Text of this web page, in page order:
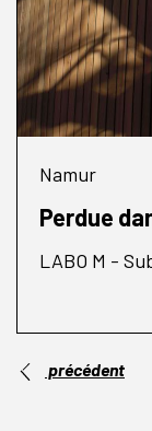
Namur
Perdue
LABO M -
précédent